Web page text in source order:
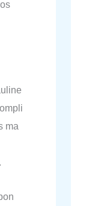
ma